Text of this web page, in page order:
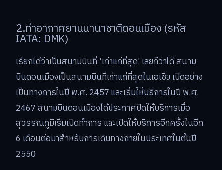
2.ท่าอากาศยานนานาชาติดอนเมือง (รหัส
IATA: DMK)
เรียกได้ว่าเป็นสนามบินที่ ‘เก่าแก่ที่สุด’ เลยก็ว่าได้ สนาม
บินดอนเมืองเป็นสนามบินที่เก่าแก่ที่สุดในเอเชีย เปิดอย่าง
เป็นทางการในปี พ.ศ. 2457 และเริ่มให้บริการในปี พ.ศ.
2467 สนามบินดอนเมืองได้ประกาศปิดให้บริการเมื่อ
สุวรรณภูมิเริ่มเปิดทำการ และเปิดให้บริการอีกครั้งในอีก
6 เดือนต่อมาสำหรับการเดินทางภายในประเทศในต้นปี
2550